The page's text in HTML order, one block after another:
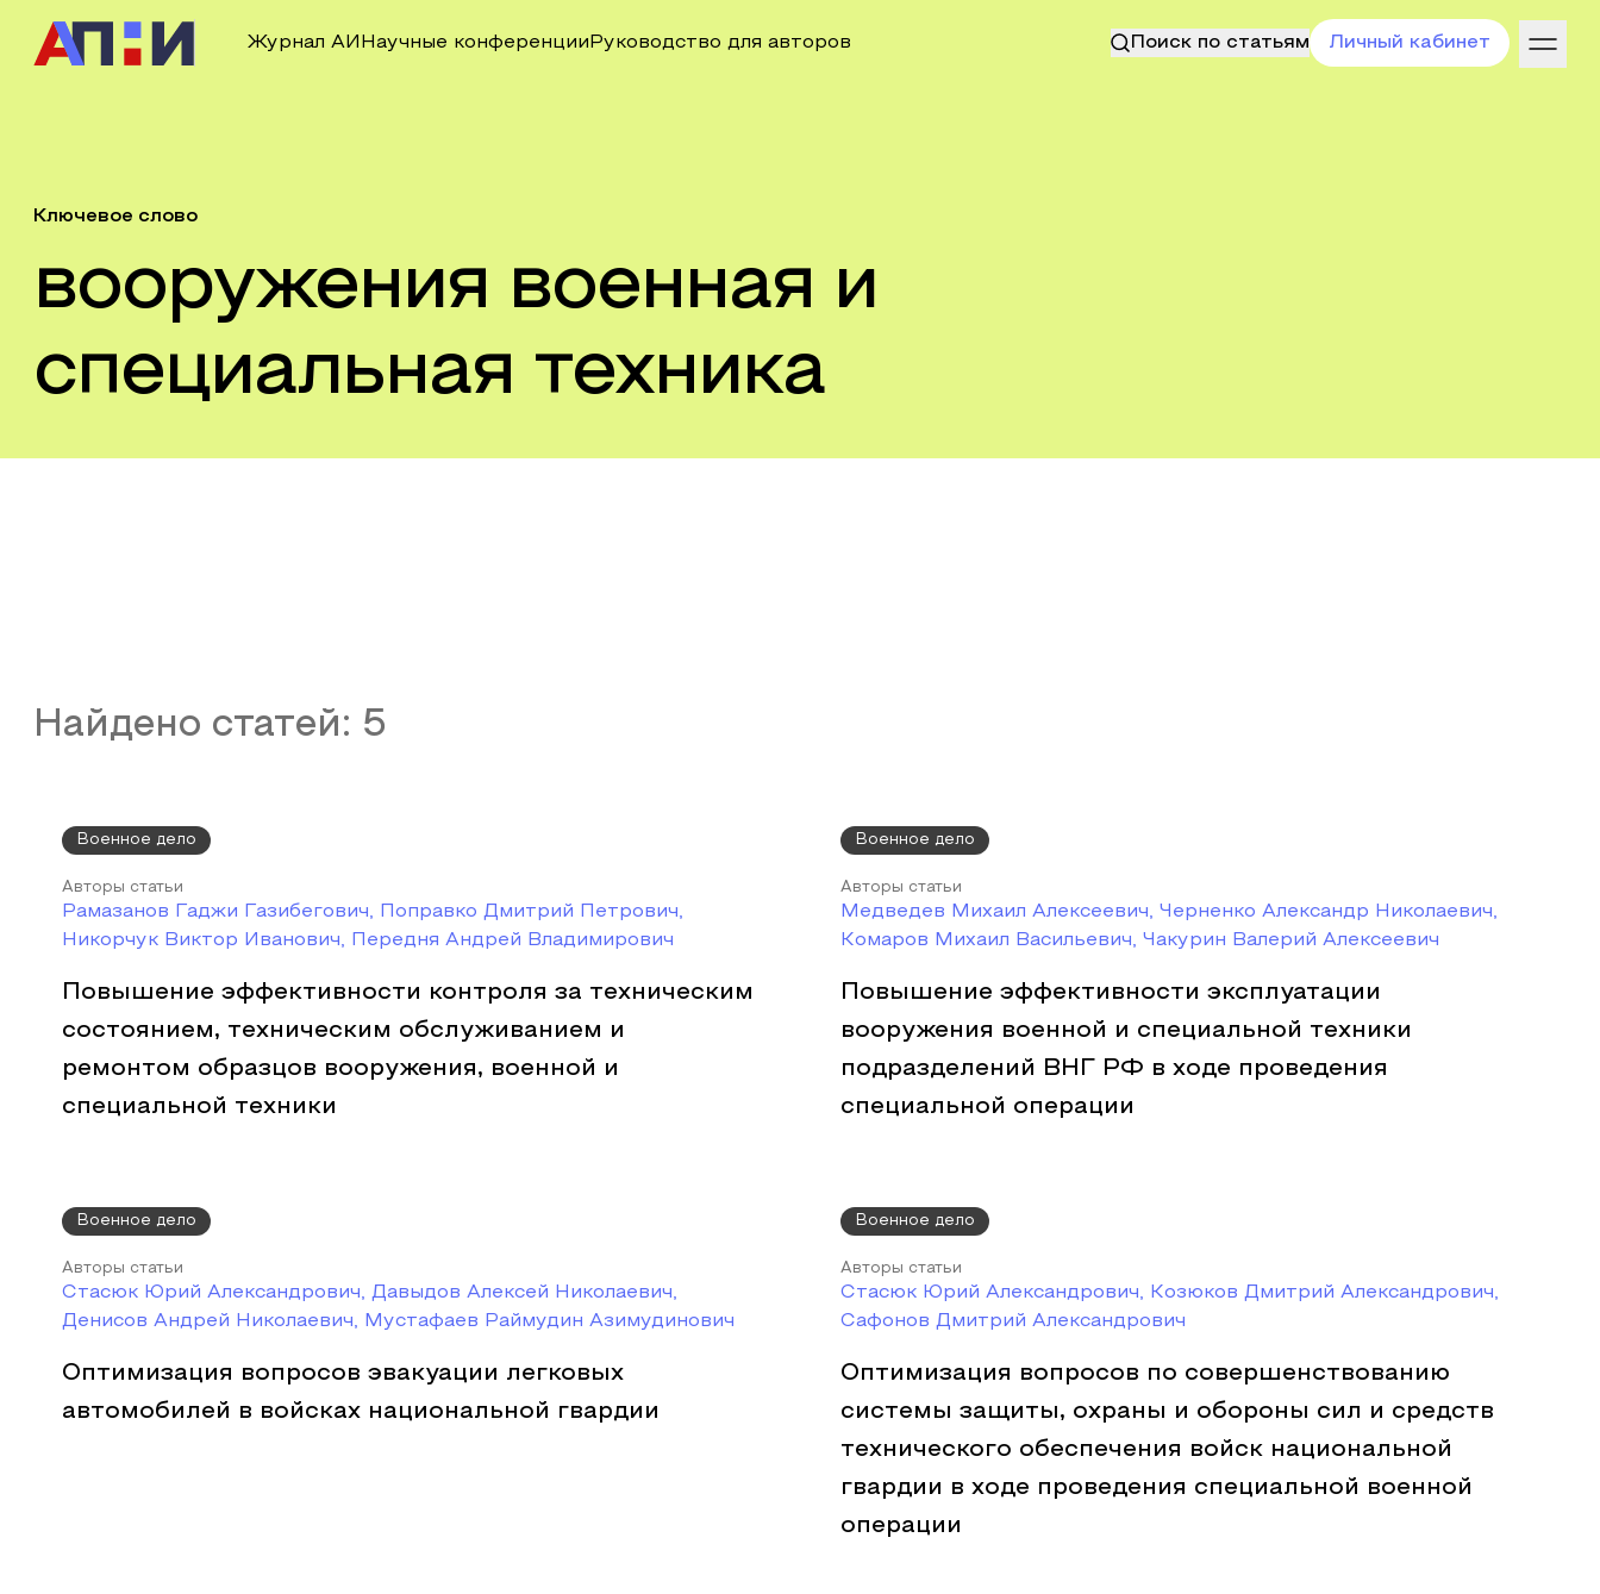
Журнал АИ Научные конференции Руководство для авторов Поиск по статьям Личный кабинет
Ключевое слово
вооружения военная и
специальная техника
Найдено статей: 5
Военное дело
Авторы статьи
Рамазанов Гаджи Газибегович, Поправко Дмитрий Петрович,
Никорчук Виктор Иванович, Передня Андрей Владимирович
Повышение эффективности контроля за техническим
состоянием, техническим обслуживанием и
ремонтом образцов вооружения, военной и
специальной техники
Военное дело
Авторы статьи
Медведев Михаил Алексеевич, Черненко Александр Николаевич,
Комаров Михаил Васильевич, Чакурин Валерий Алексеевич
Повышение эффективности эксплуатации
вооружения военной и специальной техники
подразделений ВНГ РФ в ходе проведения
специальной операции
Военное дело
Авторы статьи
Стасюк Юрий Александрович, Давыдов Алексей Николаевич,
Денисов Андрей Николаевич, Мустафаев Раймудин Азимудинович
Оптимизация вопросов эвакуации легковых
автомобилей в войсках национальной гвардии
Военное дело
Авторы статьи
Стасюк Юрий Александрович, Козюков Дмитрий Александрович,
Сафонов Дмитрий Александрович
Оптимизация вопросов по совершенствованию
системы защиты, охраны и обороны сил и средств
технического обеспечения войск национальной
гвардии в ходе проведения специальной военной
операции